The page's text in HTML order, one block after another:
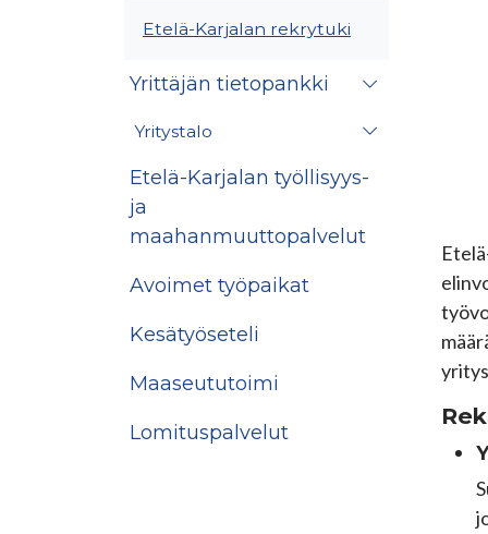
Etelä-Karjalan rekrytuki
Yrittäjän tietopankki
Yritystalo
Etelä-Karjalan työllisyys-
ja
maahanmuuttopalvelut
Avoimet työpaikat
Kesätyöseteli
Maaseututoimi
Lomituspalvelut